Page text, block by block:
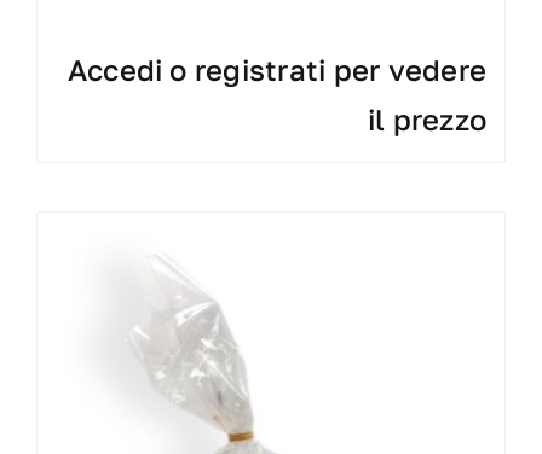
Accedi o registrati per vedere
il prezzo